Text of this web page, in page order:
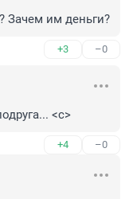
Зачем им деньги?
+3 –0
<с>
+4 –0